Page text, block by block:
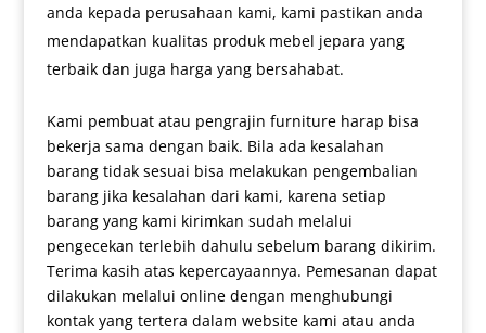
anda kepada perusahaan kami, kami pastikan anda
mendapatkan kualitas produk mebel jepara yang
terbaik dan juga harga yang bersahabat.
Kami pembuat atau pengrajin furniture harap bisa
bekerja sama dengan baik. Bila ada kesalahan
barang tidak sesuai bisa melakukan pengembalian
barang jika kesalahan dari kami, karena setiap
barang yang kami kirimkan sudah melalui
pengecekan terlebih dahulu sebelum barang dikirim.
Terima kasih atas kepercayaannya. Pemesanan dapat
dilakukan melalui online dengan menghubungi
kontak yang tertera dalam website kami atau anda